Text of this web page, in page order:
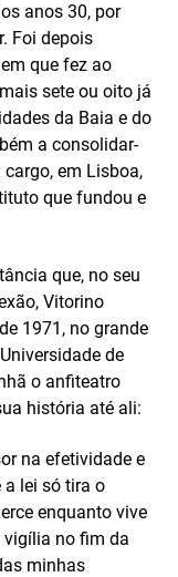
anos 30, por
Foi depois
que fez ao
sete ou oito já
da Baia e do
a consolidar-
em Lisboa,
que fundou e
que, no seu
Vitorino
1971, no grande
de
o anfiteatro
história até ali:
na efetividade e
a lei só tira o
enquanto vive
vigília no fim da
minhas